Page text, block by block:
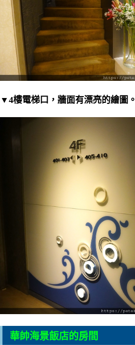
▼4樓電梯口，牆面有漂亮的繪圖。
華帥海景飯店的房間